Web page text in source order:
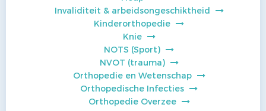
Invaliditeit & arbeidsongeschiktheid
Kinderorthopedie
Knie
NOTS (Sport)
NVOT (trauma)
Orthopedie en Wetenschap
Orthopedische Infecties
Orthopedie Overzee